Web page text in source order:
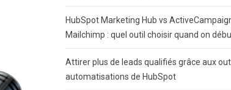
HubSpot Marketing Hub vs
Mailchimp : quel outil choisir quand on
Attirer plus de leads qualifiés grâce aux
automatisations de HubSpot